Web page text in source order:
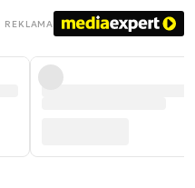
REKLAMA